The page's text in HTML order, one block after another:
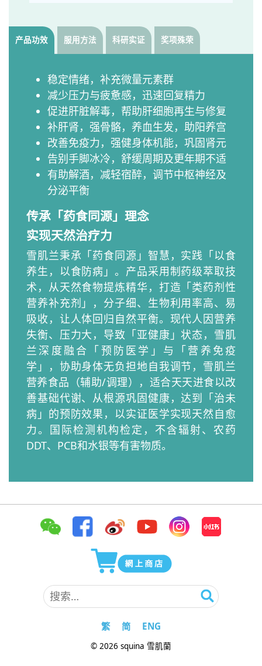
产品功效 服用方法 科研实证 奖项殊荣
稳定情绪，补充微量元素群
减少压力与疲惫感，迅速回复精力
促进肝脏解毒，帮助肝细胞再生与修复
补肝肾，强骨骼，养血生发，助阳养宫
改善免疫力，强健身体机能，巩固肾元
告别手脚冰冷，舒缓周期及更年期不适
有助解酒，减轻宿醉，调节中枢神经及
分泌平衡
传承「药食同源」理念
实现天然治疗力
雪肌兰秉承「药食同源」智慧，实践「以食
养生，以食防病」。产品采用制药级萃取技
术，从天然食物提炼精华，打造「类药剂性
营养补充剂」，分子细、生物利用率高、易
吸收，让人体回归自然平衡。现代人因营养
失衡、压力大，导致「亚健康」状态，雪肌
兰深度融合「预防医学」与「营养免疫
学」，协助身体无负担地自我调节，雪肌兰
营养食品（辅助/调理），适合天天进食以改
善基础代谢、从根源巩固健康，达到「治未
病」的预防效果，以实证医学实现天然自愈
力。国际检测机构检定，不含辐射、农药
DDT、PCB和水银等有害物质。
搜
索：
繁 简 ENG
© 2026 squina 雪肌蘭